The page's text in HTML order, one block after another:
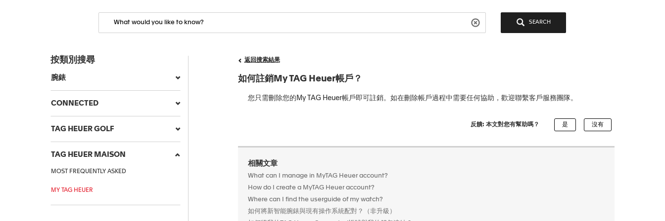
SEARCH
按類別搜尋
腕錶
CONNECTED
TAG HEUER GOLF
TAG HEUER MAISON
MOST FREQUENTLY ASKED
MY TAG HEUER
返回搜索結果
如何註銷My TAG Heuer帳戶？
您只需刪除您的My TAG Heuer帳戶即可註銷。如在刪除帳戶過程中需要任何協助，歡迎聯繫客戶服務團隊。
反饋: 本文對您有幫助嗎？
相關文章
What can I manage in MyTAG Heuer account?
How do I create a MyTAG Heuer account?
Where can I find the userguide of my watch?
如何將新智能腕錶與現有操作系統配對？（非升級）